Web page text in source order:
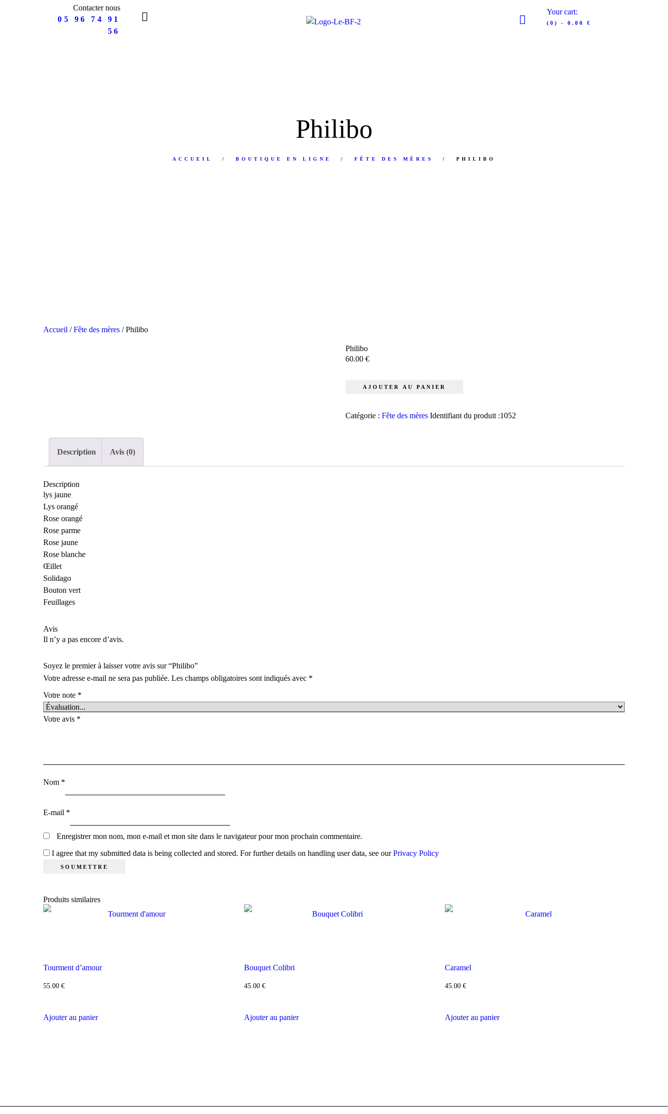
Contacter nous
05 96 74 91
56
Your cart:
(0) - 0.00 €
Philibo
ACCUEIL BOUTIQUE EN LIGNE FÊTE DES MÈRES PHILIBO
Accueil /Fête des mères / Philibo
Philibo
60.00€
quantitéAJOUTER AU PANIER
Catégorie :Fête des mères Identifiant du produit :1052
Description Avis (0)
Description
lys jaune
Lys orangé
Rose orangé
Rose parme
Rose jaune
Rose blanche
Œillet
Solidago
Bouton vert
Feuillages
Avis
Il n’y a pas encore d’avis.
Soyez le premier à laisser votre avis sur “Philibo”
Votre adresse e-mail ne sera pas publiée. Les champs obligatoires sont indiqués avec *
Votre note *
Votre avis *
Nom *
E-mail *
Enregistrer mon nom, mon e-mail et mon site dans le navigateur pour mon prochain commentaire.
I agree that my submitted data is being collected and stored. For further details on handling user data, see ourPrivacy Policy
Produits similaires
Tourment d’amour
55.00 €
Ajouter au panier
Bouquet Colibri
45.00€
Ajouter au panier
Caramel
45.00€
Ajouter au panier